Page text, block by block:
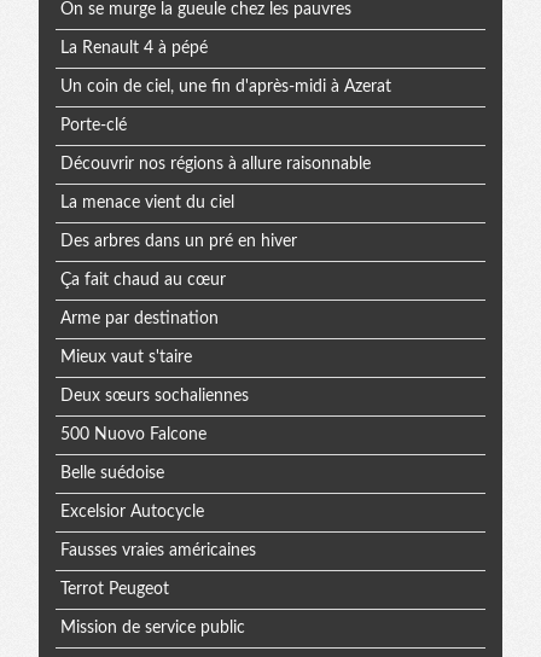
On se murge la gueule chez les pauvres
La Renault 4 à pépé
Un coin de ciel, une fin d'après-midi à Azerat
Porte-clé
Découvrir nos régions à allure raisonnable
La menace vient du ciel
Des arbres dans un pré en hiver
Ça fait chaud au cœur
Arme par destination
Mieux vaut s'taire
Deux sœurs sochaliennes
500 Nuovo Falcone
Belle suédoise
Excelsior Autocycle
Fausses vraies américaines
Terrot Peugeot
Mission de service public